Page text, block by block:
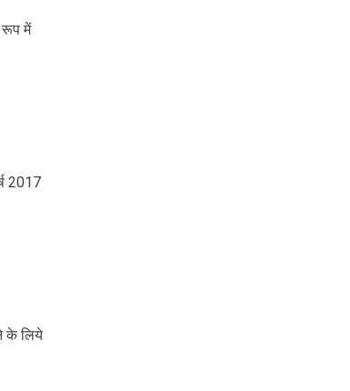
रूप में
2017
के लिये